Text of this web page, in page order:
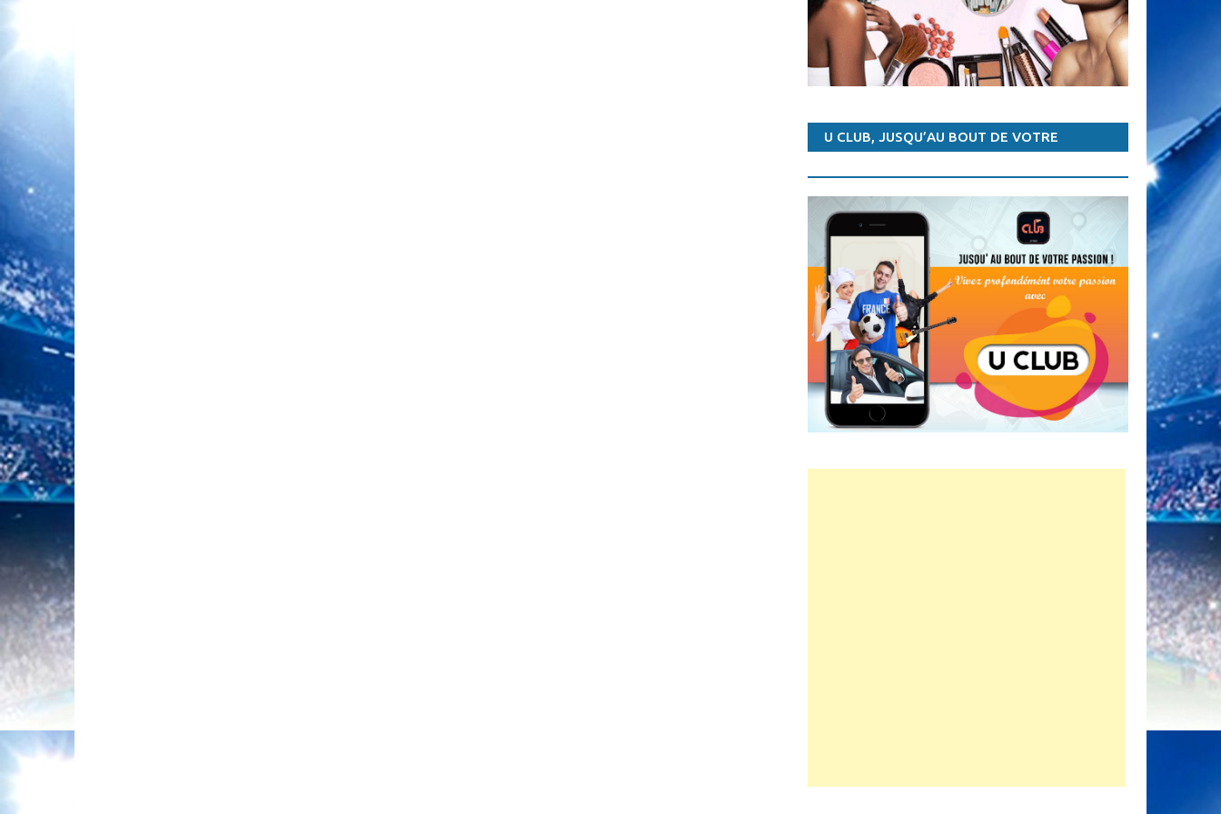
15:36 TENNIS- WTA/TOURNOI DE ROME: STEPHENS ÉLIMINÉE, GARCIA JOUE LES QUARTS
15:05 TENNIS
- WTA/TOURNOI DE ROME: ELINA SVITOLINA DÉFEND BIEN SON TITRE DE CHAMPION
14:41 TENNIS
- WTA/TOURNOI DE ROME: MADISON SIGNE FORFAIT, HALEP QUALIFIÉE POUR LES QUARTS
11:36 AUTRES SPORTS- JEUX AFRICAINS DE LA JEUNESSE : LE CAMEROUN U 17 FÉMININ QUALIFIÉ
U CLUB, JUSQU’AU BOUT DE VOTRE